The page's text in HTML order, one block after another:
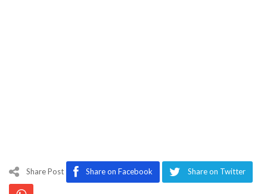
Share Post Share on Facebook Share on Twitter